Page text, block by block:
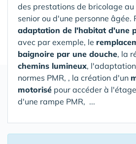
des prestations de bricolage
senior ou d'une personne âgée.
adaptation de l'habitat d'une
avec par exemple, le
baignoire par une douche, la
chemins lumineux,
normes PMR, , la création d'un
motorisé pour accéder à
d'une rampe PMR, ...